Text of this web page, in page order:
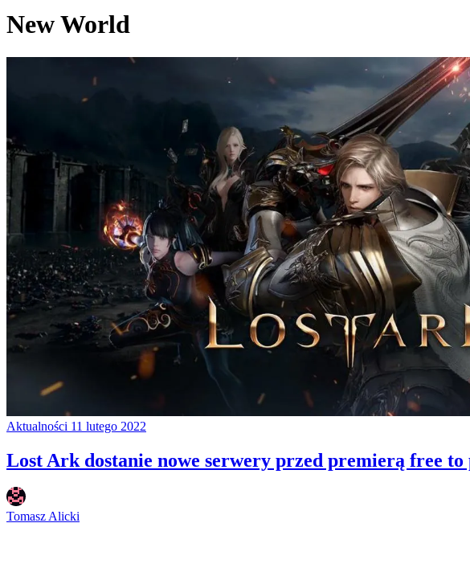
New World
Aktualności 11 lutego 2022
Lost Ark dostanie nowe serwery przed premierą free to
Tomasz Alicki